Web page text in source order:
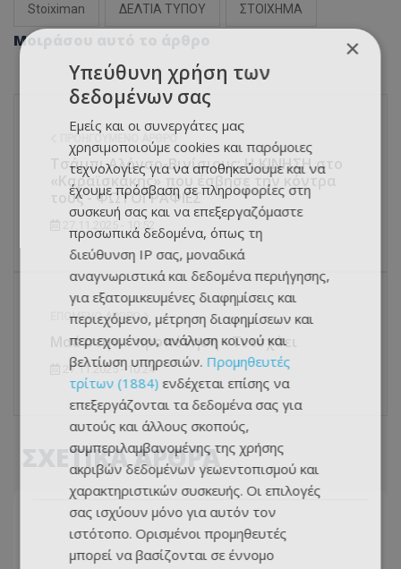
Stoiximan ΔΕΛΤΙΑ ΤΥΠΟΥ ΣΤΟΙΧΗΜΑ
Μοιράσου αυτό το άρθρο
ΠΡΟΗΓΟΎΜΕΝΟ ΆΡΘΡΟ
Τσάμπι Αλόνσο-Βινίσιους: Η ΚΙΝΗΣΗ στο
«Καραϊσκάκης» που έσβησε την κόντρα
τους - ΦΩΤΟΓΡΑΦΙΕΣ
27.11.2025 - 10:52
ΕΠΌΜΕΝΟ ΆΡΘΡΟ
Μαέ στην... προπόνηση - Τι ισχύει
27.11.2025 - 10:24
ΣΧΕΤΙΚΑ ΑΡΘΡΑ
×
Υπεύθυνη χρήση των
δεδομένων σας
Εμείς και οι συνεργάτες μας
χρησιμοποιούμε cookies και παρόμοιες
τεχνολογίες για να αποθηκεύουμε και να
έχουμε πρόσβαση σε πληροφορίες στη
συσκευή σας και να επεξεργαζόμαστε
προσωπικά δεδομένα, όπως τη
διεύθυνση IP σας, μοναδικά
αναγνωριστικά και δεδομένα περιήγησης,
για εξατομικευμένες διαφημίσεις και
περιεχόμενο, μέτρηση διαφημίσεων και
περιεχομένου, ανάλυση κοινού και
βελτίωση υπηρεσιών. Προμηθευτές
τρίτων (1884) ενδέχεται επίσης να
επεξεργάζονται τα δεδομένα σας για
αυτούς και άλλους σκοπούς,
συμπεριλαμβανομένης της χρήσης
ακριβών δεδομένων γεωεντοπισμού και
χαρακτηριστικών συσκευής. Οι επιλογές
σας ισχύουν μόνο για αυτόν τον
ιστότοπο. Ορισμένοι προμηθευτές
μπορεί να βασίζονται σε έννομο